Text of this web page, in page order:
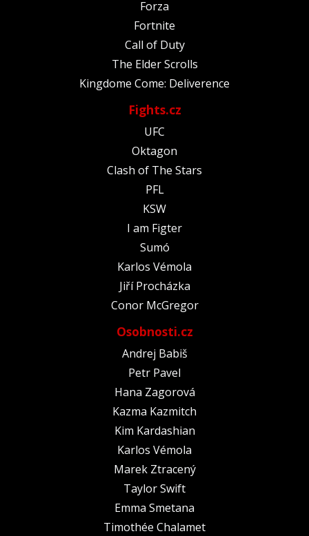
Forza
Fortnite
Call of Duty
The Elder Scrolls
Kingdome Come: Deliverence
Fights.cz
UFC
Oktagon
Clash of The Stars
PFL
KSW
I am Figter
Sumó
Karlos Vémola
Jiří Procházka
Conor McGregor
Osobnosti.cz
Andrej Babiš
Petr Pavel
Hana Zagorová
Kazma Kazmitch
Kim Kardashian
Karlos Vémola
Marek Ztracený
Taylor Swift
Emma Smetana
Timothée Chalamet